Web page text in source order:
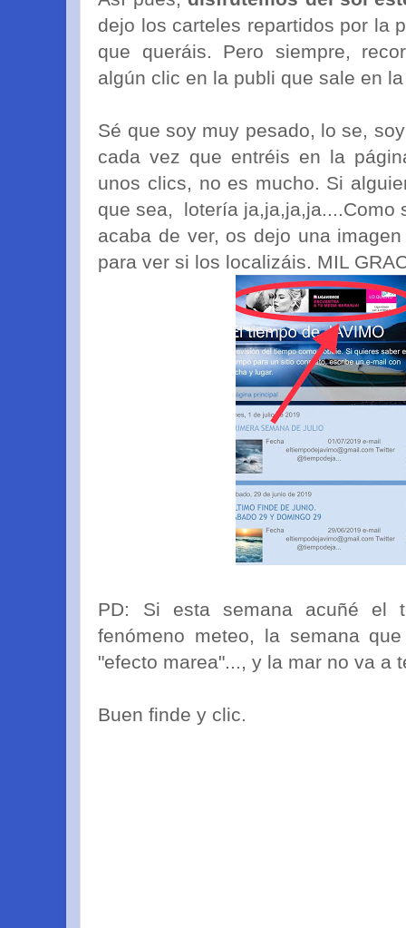
dejo los carteles repartidos por la
que queráis. Pero siempre,
algún clic en la publi que sale en
Sé que soy muy pesado, lo se,
cada vez que entréis en la
unos clics, no es mucho. Si
que sea, lotería ja,ja,ja,ja....Como
acaba de ver, os dejo una
para ver si los localizáis. MIL
PD: Si esta semana acuñé el
fenómeno meteo, la semana
"efecto marea"..., y la mar no va a
Buen finde y clic.